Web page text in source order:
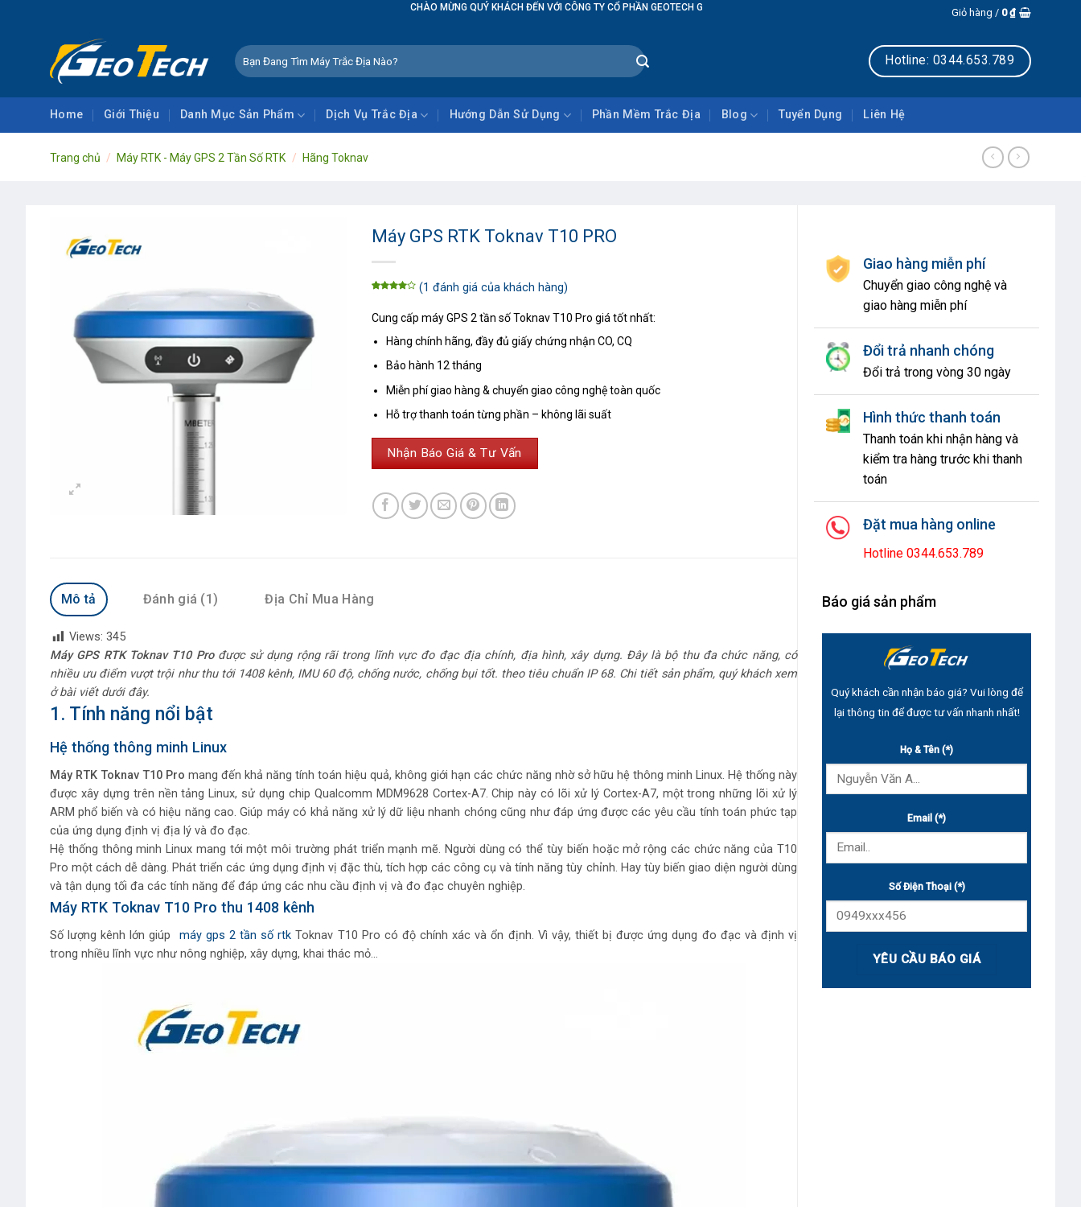
CHÀO MỪNG QUÝ KHÁCH ĐẾN VỚI CÔNG TY CỔ PHẦN GEOTECH GLOBAL Giỏ hàng / 0₫
Tìm
kiếm:
Hotline: 0344.653.789
Home Giới Thiệu Danh Mục Sản Phẩm Dịch Vụ Trắc Địa Hướng Dẫn Sử Dụng Phần Mềm Trắc Địa Blog Tuyển Dụng Liên Hệ
Trang chủ / Máy RTK - Máy GPS 2 Tần Số RTK / Hãng Toknav
Giao hàng miễn phí
Chuyển giao công nghệ và
giao hàng miễn phí
Đổi trả nhanh chóng
Đổi trả trong vòng 30 ngày
Hình thức thanh toán
Thanh toán khi nhận hàng và
kiểm tra hàng trước khi thanh
toán
Đặt mua hàng online
Hotline 0344.653.789
Báo giá sản phẩm
Quý khách cần nhận báo giá? Vui lòng để
lại thông tin để được tư vấn nhanh nhất!
Họ & Tên (*)
Email (*)
Số Điện Thoại (*)
Máy GPS RTK Toknav T10 PRO
dựa trên
đánh giá
(1 đánh giá của khách hàng)
Cung cấp máy GPS 2 tần số Toknav T10 Pro giá tốt nhất:
Hàng chính hãng, đầy đủ giấy chứng nhận CO, CQ
Bảo hành 12 tháng
Miễn phí giao hàng & chuyển giao công nghệ toàn quốc
Hỗ trợ thanh toán từng phần – không lãi suất
Nhận Báo Giá & Tư Vấn
Mô tả Đánh giá (1) Địa Chỉ Mua Hàng
Views: 345
Máy GPS RTK Toknav T10 Prođược sử dụng rộng rãi trong lĩnh vực đo đạc địa chính, địa hình, xây dựng. Đây là bộ thu đa chức năng, có
nhiều ưu điểm vượt trội như thu tới 1408 kênh, IMU 60 độ, chống nước, chống bụi tốt. theo tiêu chuẩn IP 68. Chi tiết sản phẩm, quý khách xem
ở bài viết dưới đây.
1. Tính năng nổi bật
Hệ thống thông minh Linux
Máy RTK Toknav T10 Pro mang đến khả năng tính toán hiệu quả, không giới hạn các chức năng nhờ sở hữu hệ thông minh Linux. Hệ thống này
được xây dựng trên nền tảng Linux, sử dụng chip Qualcomm MDM9628 Cortex-A7. Chip này có lõi xử lý Cortex-A7, một trong những lõi xử lý
ARM phổ biến và có hiệu năng cao. Giúp máy có khả năng xử lý dữ liệu nhanh chóng cũng như đáp ứng được các yêu cầu tính toán phức tạp
của ứng dụng định vị địa lý và đo đạc.
Hệ thống thông minh Linux mang tới một môi trường phát triển mạnh mẽ. Người dùng có thể tùy biến hoặc mở rộng các chức năng của T10
Pro một cách dễ dàng. Phát triển các ứng dụng định vị đặc thù, tích hợp các công cụ và tính năng tùy chỉnh. Hay tùy biến giao diện người dùng
và tận dụng tối đa các tính năng để đáp ứng các nhu cầu định vị và đo đạc chuyên nghiệp.
Máy RTK Toknav T10 Pro thu 1408 kênh
Số lượng kênh lớn giúp máy gps 2 tần số rtk Toknav T10 Pro có độ chính xác và ổn định. Vì vậy, thiết bị được ứng dụng đo đạc và định vị
trong nhiều lĩnh vực như nông nghiệp, xây dựng, khai thác mỏ…